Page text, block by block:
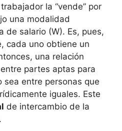
la “vende” por
una modalidad
de salario (W). Es, pues,
cada uno obtiene un
una relación
partes aptas para
sea entre personas que
iguales. Este
de intercambio de la